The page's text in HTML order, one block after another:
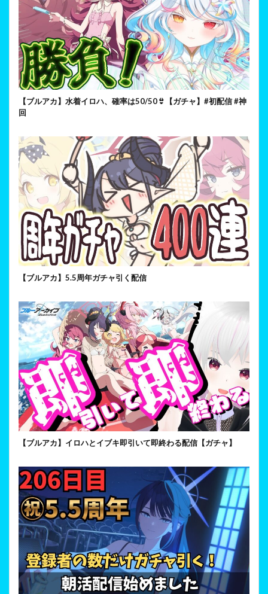
【ブルアカ】水着イロハ、確率は50/50👙【ガチャ】#初配信 #神
回
【ブルアカ】5.5周年ガチャ引く配信
【ブルアカ】イロハとイブキ即引いて即終わる配信【ガチャ】